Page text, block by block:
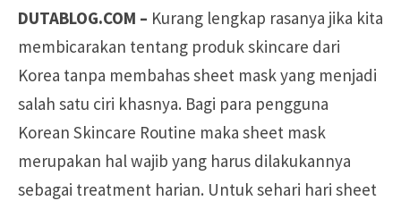
DUTABLOG.COM – Kurang lengkap rasanya jika kita
membicarakan tentang produk skincare dari
Korea tanpa membahas sheet mask yang menjadi
salah satu ciri khasnya. Bagi para pengguna
Korean Skincare Routine maka sheet mask
merupakan hal wajib yang harus dilakukannya
sebagai treatment harian. Untuk sehari hari sheet